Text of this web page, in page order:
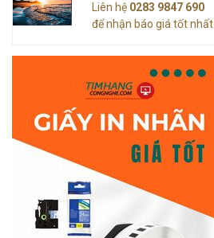
Liên hệ 0283 9847 690
để nhận báo giá tốt nhất